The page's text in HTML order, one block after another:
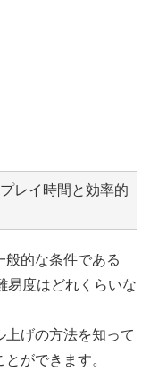
レイ時間と効率的
般的な条件である
易度はどれくらいな
上げの方法を知って
ができます。